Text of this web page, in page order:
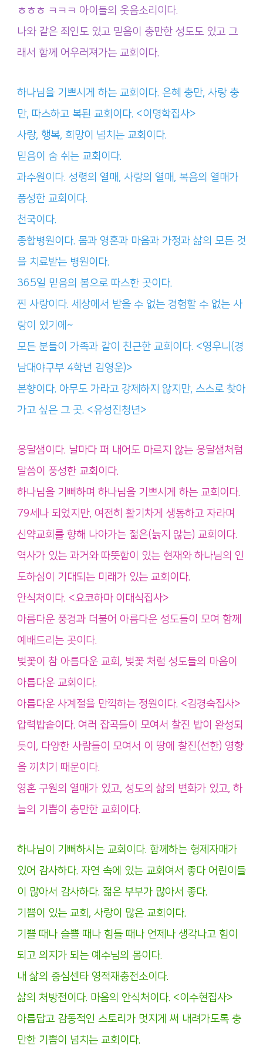
ㅎㅎㅎ ㅋㅋㅋ 아이들의 웃음소리이다.
나와 같은 죄인도 있고 믿음이 충만한 성도도 있고 그
래서 함께 어우러져가는 교회이다.
하나님을 기쁘시게 하는 교회이다. 은혜 충만, 사랑 충
만, 따스하고 복된 교회이다. <이명학집사>
사랑, 행복, 희망이 넘치는 교회이다.
믿음이 숨 쉬는 교회이다.
과수원이다. 성령의 열매, 사랑의 열매, 복음의 열매가
풍성한 교회이다.
천국이다.
종합병원이다. 몸과 영혼과 마음과 가정과 삶의 모든 것
을 치료받는 병원이다.
365일 믿음의 봄으로 따스한 곳이다.
찐 사랑이다. 세상에서 받을 수 없는 경험할 수 없는 사
랑이 있기에~
모든 분들이 가족과 같이 친근한 교회이다. <영우니(경
남대야구부 4학년 김영운)>
본향이다. 아무도 가라고 강제하지 않지만, 스스로 찾아
가고 싶은 그 곳. <유성진청년>
옹달샘이다. 날마다 퍼 내어도 마르지 않는 옹달샘처럼
말씀이 풍성한 교회이다.
하나님을 기뻐하며 하나님을 기쁘시게 하는 교회이다.
79세나 되었지만, 여전히 활기차게 생동하고 자라며
신약교회를 향해 나아가는 젊은(늙지 않는) 교회이다.
역사가 있는 과거와 따뜻함이 있는 현재와 하나님의 인
도하심이 기대되는 미래가 있는 교회이다.
안식처이다. <요코하마 이대식집사>
아름다운 풍경과 더불어 아름다운 성도들이 모여 함께
예배드리는 곳이다.
벚꽃이 참 아름다운 교회, 벚꽃 처럼 성도들의 마음이
아름다운 교회이다.
아름다운 사계절을 만끽하는 정원이다. <김경숙집사>
압력밥솥이다. 여러 잡곡들이 모여서 찰진 밥이 완성되
듯이, 다양한 사람들이 모여서 이 땅에 찰진(선한) 영향
을 끼치기 때문이다.
영혼 구원의 열매가 있고, 성도의 삶의 변화가 있고, 하
늘의 기쁨이 충만한 교회이다.
하나님이 기뻐하시는 교회이다. 함께하는 형제자매가
있어 감사하다. 자연 속에 있는 교회여서 좋다 어린이들
이 많아서 감사하다. 젊은 부부가 많아서 좋다.
기쁨이 있는 교회, 사랑이 많은 교회이다.
기쁠 때나 슬쁠 때나 힘들 때나 언제나 생각나고 힘이
되고 의지가 되는 예수님의 몸이다.
내 삶의 중심센타 영적재충전소이다.
삶의 처방전이다. 마음의 안식처이다. <이수현집사>
아름답고 감동적인 스토리가 멋지게 써 내려가도록 충
만한 기쁨이 넘치는 교회이다.